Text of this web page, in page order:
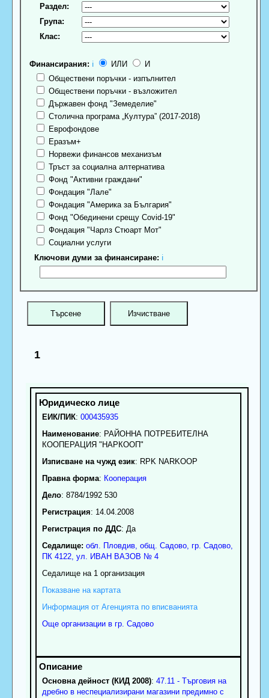
Раздел:
Група:
Клас:
Финансирания: ℹ ИЛИ
И
Обществени поръчки - изпълнител
Обществени поръчки - възложител
Държавен фонд "Земеделие"
Столична програма „Култура” (2017-2018)
Еврофондове
Еразъм+
Норвежи финансов механизъм
Тръст за социална алтернатива
Фонд "Активни граждани"
Фондация "Лале"
Фондация "Америка за България"
Фонд "Обединени срещу Covid-19"
Фондация "Чарлз Стюарт Мот"
Социални услуги
Ключови думи за финансиране: ℹ
1
ЕИК/ПИК: 000435935
Наименование: РАЙОННА ПОТРЕБИТЕЛНА
КООПЕРАЦИЯ "НАРКООП"
Изписване на чужд език: RPK NARKOOP
Правна форма: Кооперация
Дело: 8784/1992 530
Регистрация: 14.04.2008
Регистрация по ДДС: Да
Седалище: обл. Пловдив, общ. Садово, гр. Садово,
ПК 4122, ул. ИВАН ВАЗОВ № 4
Седалище на 1 организация
Показване на картата
Информация от Агенцията по вписванията
Още организации в гр. Садово
Основна дейност (КИД 2008): 47.11 - Търговия на
дребно в неспециализирани магазини предимно с